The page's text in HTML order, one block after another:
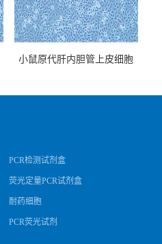
小鼠原代肝内胆管上皮细胞
PCR检测试剂盒
荧光定量PCR试剂盒
耐药细胞
PCR荧光试剂